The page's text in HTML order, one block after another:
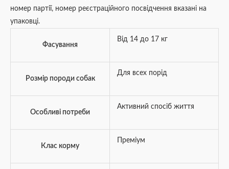
номер партії, номер реєстраційного посвідчення вказані на
упаковці.
Фасування
Від 14 до 17 кг
Розмір породи собак
Для всех порід
Особливі потреби
Активний спосіб життя
Клас корму
Преміум